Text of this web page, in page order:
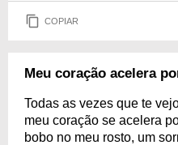
COPIAR
Meu coração acelera
Todas as vezes que te
meu coração se acelera
bobo no meu rosto, um